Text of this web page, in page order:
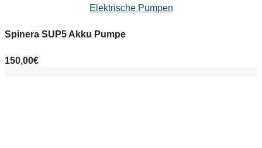
Elektrische Pumpen
Spinera SUP5 Akku Pumpe
150,00€